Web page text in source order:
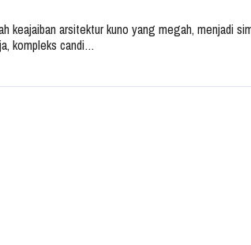
keajaiban arsitektur kuno yang megah, menjadi
kompleks candi…